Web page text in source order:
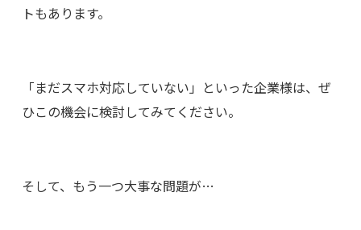
トもあります。
「まだスマホ対応していない」といった企業様は、ぜ
ひこの機会に検討してみてください。
そして、もう一つ大事な問題が…